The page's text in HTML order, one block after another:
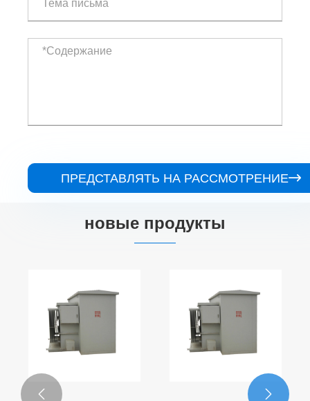
ПРЕДСТАВЛЯТЬ НА РАССМОТРЕНИЕ
новые продукты
 